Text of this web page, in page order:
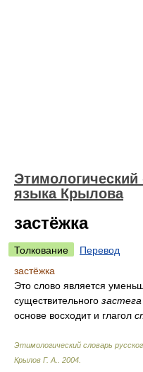
Этимологический
языка Крылова
застёжка
Толкование
Перевод
застёжка
Это слово является
существительного застега
основе восходит и глагол
Этимологический словарь
Крылов Г. А.
2004